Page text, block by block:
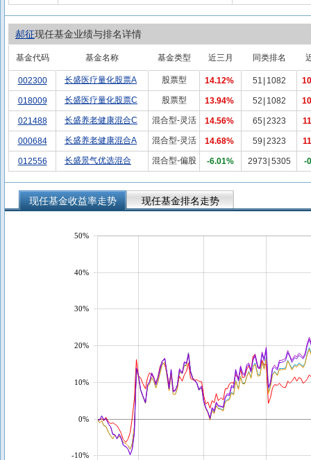
郝征现任基金业绩与排名详情
基金代码 基金名称 基金类型 近三月 同类排名
002300 长盛医疗量化股票A 股票型 14.12% 51 1082
018009 长盛医疗量化股票C 股票型 13.94% 52 1082
021488 长盛养老健康混合C 混合型-灵活 14.56% 65 2323
000684 长盛养老健康混合A 混合型-灵活 14.68% 59 2323
012556 长盛景气优选混合 混合型-偏股 -6.01% 2973 5305 -
现任基金收益率走势 现任基金排名走势
-10%
0%
10%
20%
30%
40%
50%